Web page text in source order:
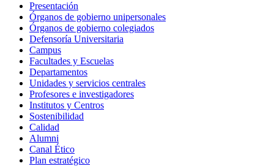
Presentación
Órganos de gobierno unipersonales
Órganos de gobierno colegiados
Defensoría Universitaria
Campus
Facultades y Escuelas
Departamentos
Unidades y servicios centrales
Profesores e investigadores
Institutos y Centros
Sostenibilidad
Calidad
Alumni
Canal Ético
Plan estratégico